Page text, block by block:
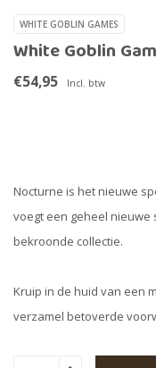
WHITE GOBLIN GAMES
White Goblin
€54,95 Incl. btw
Nocturne is het nieuwe
voegt een geheel
bekroonde collectie.
Kruip in de huid van een
verzamel betoverde